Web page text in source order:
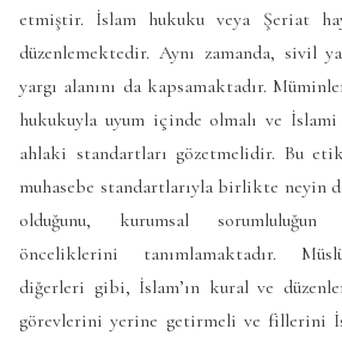
etmiştir. İslam hukuku veya Şeriat
düzenlemektedir. Aynı zamanda, sivil
yargı alanını da kapsamaktadır.
hukukuyla uyum içinde olmalı ve
ahlaki standartları gözetmelidir. Bu
muhasebe standartlarıyla birlikte neyin
olduğunu, kurumsal sorumluluğun
önceliklerini tanımlamaktadır.
diğerleri gibi, İslam’ın kural ve
görevlerini yerine getirmeli ve fillerini